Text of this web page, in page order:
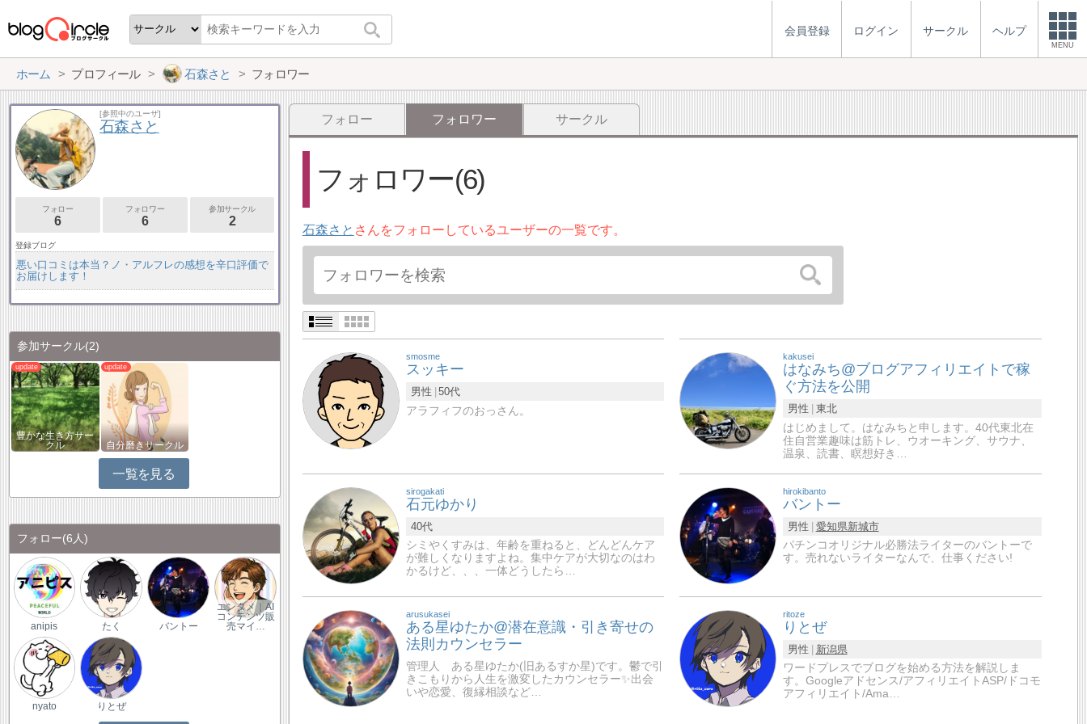
会員登録 ログイン サークル ヘルプ
MENU
ホーム プロフィール 石森さと フォロワー
フォロー フォロワー サークル
フォロワー(6)
石森さと さんをフォローしているユーザーの一覧です。
smosme
スッキー
男性
50代
アラフィフのおっさん。
kakusei
はなみち@ブログアフィリエイトで稼
ぐ方法を公開
男性
東北
はじめまして。はなみちと申します。40代東北在
住自営業趣味は筋トレ、ウオーキング、サウナ、
温泉、読書、瞑想好き…
sirogakati
石元ゆかり
40代
シミやくすみは、年齢を重ねると、どんどんケア
が難しくなりますよね。集中ケアが大切なのはわ
かるけど、、、一体どうしたら…
hirokibanto
バントー
男性 愛知県新城市
パチンコオリジナル必勝法ライターのバントーで
す。売れないライターなんで、仕事ください!
arusukasei
ある星ゆたか@潜在意識・引き寄せの
法則カウンセラー
管理人 ある星ゆたか(旧あるすか星)です。鬱で引
きこもりから人生を激変したカウンセラー✨出会
いや恋愛、復縁相談など…
ritoze
りとぜ
男性
新潟県
ワードプレスでブログを始める方法を解説しま
す。Googleアドセンス/アフィリエイトASP/ドコモ
アフィリエイト/Ama…
[参照中のユーザ]
石森さと
フォロー
6
フォロワー
6
参加サークル
2
登録ブログ
悪い口コミは本当？ノ・アルフレの感想を辛口評価で
お届けします！
参加サークル(2)
豊かな生き方サー
クル
自分磨きサークル
一覧を見る
フォロー(6人)
anipis たく バントー
エンタメ｜AI
コンテンツ販
売マイ…
nyato りとぜ